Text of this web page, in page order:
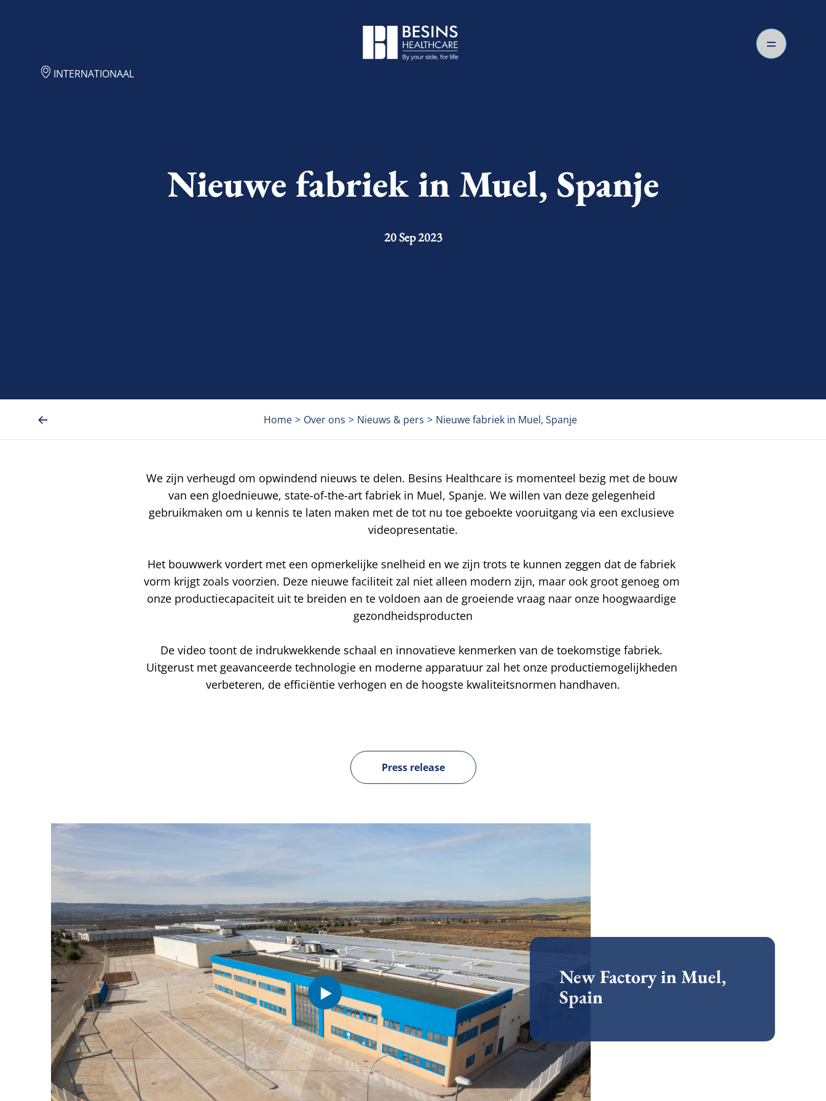
INTERNATIONAAL
Nieuwe fabriek in Muel, Spanje
20 Sep 2023
Home > Over ons > Nieuws & pers > Nieuwe fabriek in Muel, Spanje
We zijn verheugd om opwindend nieuws te delen. Besins Healthcare is momenteel bezig met de bouw
van een gloednieuwe, state-of-the-art fabriek in Muel, Spanje. We willen van deze gelegenheid
gebruikmaken om u kennis te laten maken met de tot nu toe geboekte vooruitgang via een exclusieve
videopresentatie.
Het bouwwerk vordert met een opmerkelijke snelheid en we zijn trots te kunnen zeggen dat de fabriek
vorm krijgt zoals voorzien. Deze nieuwe faciliteit zal niet alleen modern zijn, maar ook groot genoeg om
onze productiecapaciteit uit te breiden en te voldoen aan de groeiende vraag naar onze hoogwaardige
gezondheidsproducten
De video toont de indrukwekkende schaal en innovatieve kenmerken van de toekomstige fabriek.
Uitgerust met geavanceerde technologie en moderne apparatuur zal het onze productiemogelijkheden
verbeteren, de efficiëntie verhogen en de hoogste kwaliteitsnormen handhaven.
Press release
New Factory in Muel,
Spain